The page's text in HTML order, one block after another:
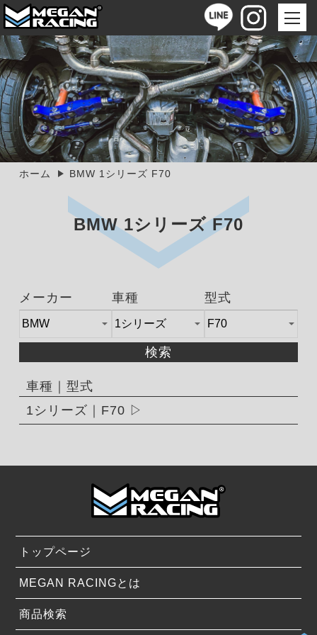
ホーム BMW 1シリーズ F70
BMW 1シリーズ F70
メーカー 車種 型式
検索
車種｜型式
1シリーズ｜F70
トップページ
MEGAN RACINGとは
商品検索